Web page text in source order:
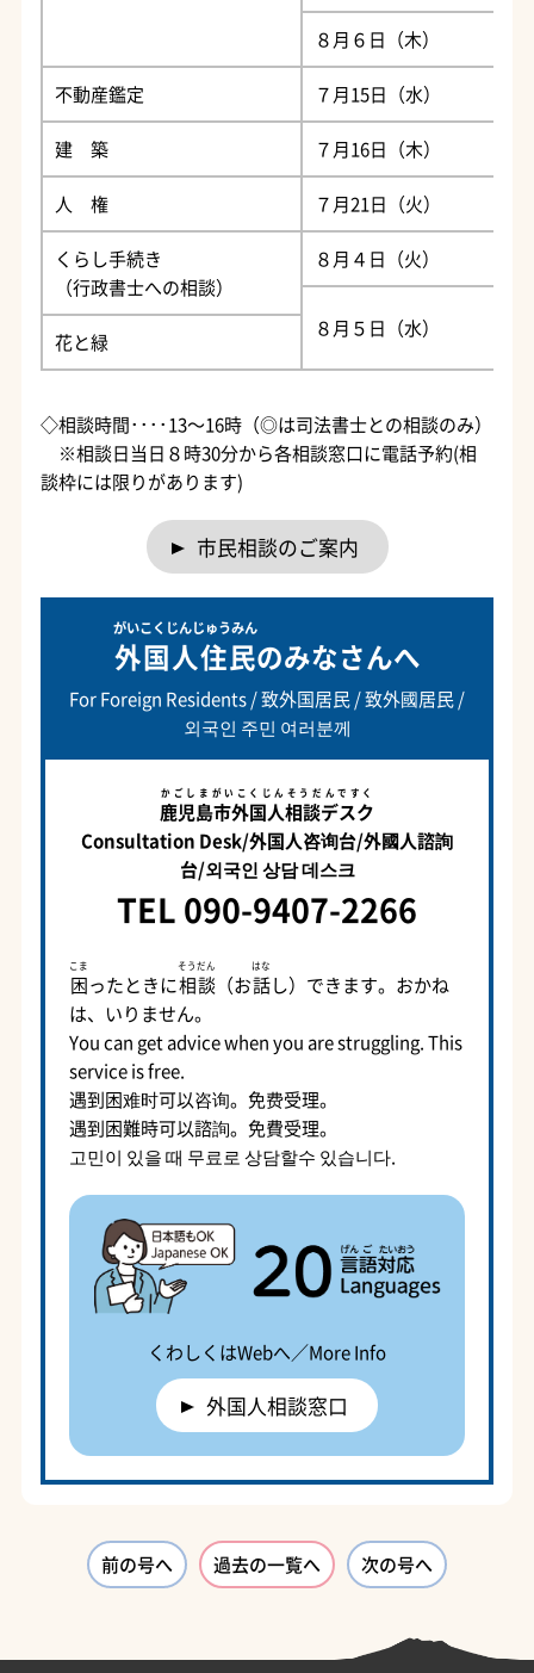
８月６日（木）
不動産鑑定 ７月15日（水）
建 築 ７月16日（木）
人 権
７月21日（火）
くらし手続き
（行政書士への相談）
８月４日（火）
８月５日（水）
花と緑
◇相談時間････13～16時（◎は司法書士との相談のみ）
※相談日当日８時30分から各相談窓口に電話予約(相
談枠には限りがあります)
市民相談のご案内
外国人住民
がいこくじんじゅうみん
のみなさんへ
For Foreign Residents / 致外国居民 / 致外國居民 /
외국인 주민 여러분께
鹿児島市外国人相談デスク
かごしまがいこくじんそうだんですく
Consultation Desk/外国人咨询台/外國人諮詢
台/외국인 상담 데스크
TEL 090-9407-2266
困
こま
ったときに相談
そうだん
（お話
はな
し）できます。おかね
は、いりません。
You can get advice when you are struggling. This
service is free.
遇到困难时可以咨询。免费受理。
遇到困難時可以諮詢。免費受理。
고민이 있을 때 무료로 상담할수 있습니다.
くわしくはWebへ／More Info
外国人相談窓口
前の号へ 過去の一覧へ 次の号へ